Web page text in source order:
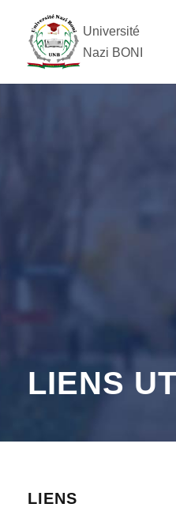
Université
Nazi BONI
LIENS
LIENS